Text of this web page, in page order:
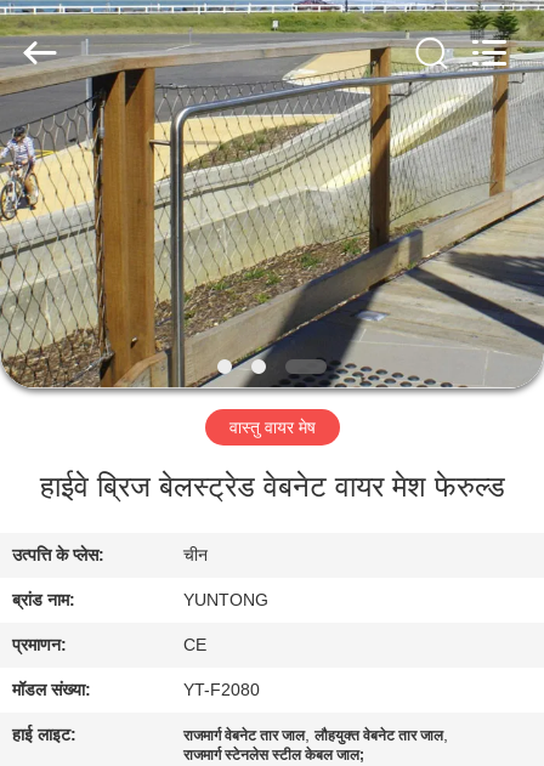
घर
उत्पादों
हमारे
बारे
में
भ्रमण
गुणवत्ता
नियंत्रण
संपर्क
करें
Yuntong
Metal
Wire
Mesh
Co.,Ltd.
All
Rights
Reserved.
वास्तु वायर मेष
हाईवे ब्रिज बेलस्ट्रेड वेबनेट वायर मेश फेरुल्ड
उत्पत्ति के प्लेस: चीन
ब्रांड नाम: YUNTONG
प्रमाणन: CE
मॉडल संख्या: YT-F2080
हाई लाइट: राजमार्ग वेबनेट तार जाल,लौहयुक्त वेबनेट तार जाल,
राजमार्ग स्टेनलेस स्टील केबल जाल;